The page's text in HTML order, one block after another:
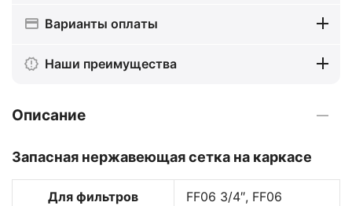
Варианты оплаты
Наши преимущества
Описание
Запасная нержавеющая сетка на каркасе
Для фильтров
FF06 3/4″, FF06